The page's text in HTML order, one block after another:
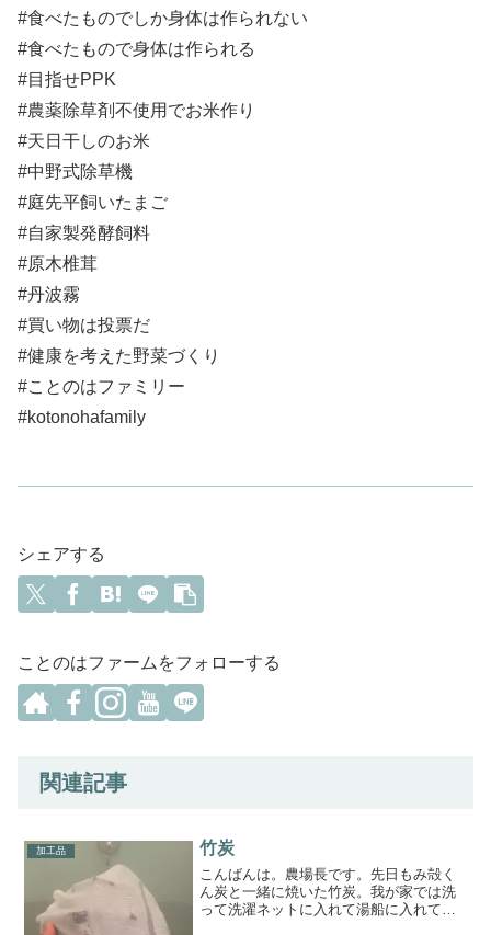
#食べたものでしか身体は作られない
#食べたもので身体は作られる
#目指せPPK
#農薬除草剤不使用でお米作り
#天日干しのお米
#中野式除草機
#庭先平飼いたまご
#自家製発酵飼料
#原木椎茸
#丹波霧
#買い物は投票だ
#健康を考えた野菜づくり
#ことのはファミリー
#kotonohafamily
シェアする
ことのはファームをフォローする
関連記事
加工品 竹炭
こんばんは。農場長です。先日もみ殻く
ん炭と一緒に焼いた竹炭。我が家では洗
って洗濯ネットに入れて湯船に入れてま